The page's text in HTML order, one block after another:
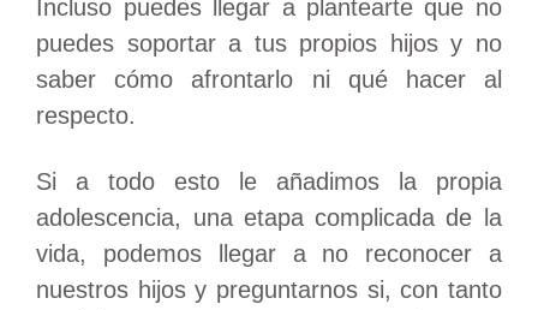
Incluso puedes llegar a plantearte que no
puedes soportar a tus propios hijos y no
saber cómo afrontarlo ni qué hacer al
respecto.
Si a todo esto le añadimos la propia
adolescencia, una etapa complicada de la
vida, podemos llegar a no reconocer a
nuestros hijos y preguntarnos si, con tanto